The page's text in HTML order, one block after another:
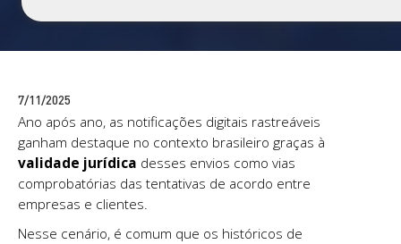
7/11/2025
Ano após ano, as notificações digitais rastreáveis
ganham destaque no contexto brasileiro graças à
validade jurídica desses envios como vias
comprobatórias das tentativas de acordo entre
empresas e clientes.
Nesse cenário, é comum que os históricos de